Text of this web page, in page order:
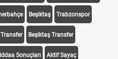
Beşiktaş Trabzonspor
Beşiktaş Transfer
iddaa Sonuçları Aktif Sayaç